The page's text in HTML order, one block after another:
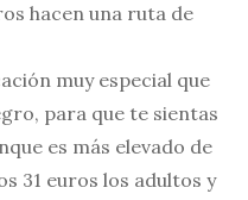
hacen una ruta de
muy especial que
para que te sientas
es más elevado de
31 euros los adultos y